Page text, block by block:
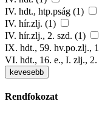
IV. hdt., htp.pság (1)
IV. hír.zlj. (1)
IV. hír.zlj., 2. szd. (1)
IX. hdt., 59. hv.po.zlj.,
VI. hdt., 16. e., I. zlj., 2.
kevesebb
Rendfokozat